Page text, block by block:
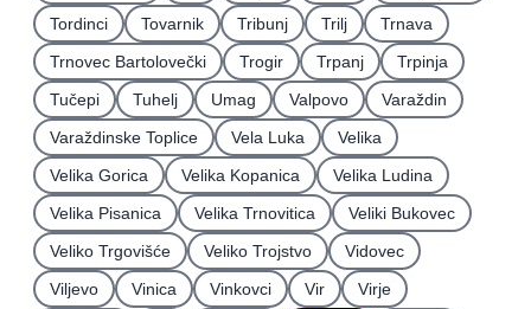
Tordinci
Tovarnik Tribunj Trilj
Trnava
Trnovec Bartolovečki
Trogir Trpanj
Trpinja
Tučepi
Tuhelj Umag Valpovo
Varaždin
Varaždinske Toplice
Vela Luka
Velika
Velika Gorica
Velika Kopanica
Velika Ludina
Velika Pisanica
Velika Trnovitica
Veliki Bukovec
Veliko Trgovišće
Veliko Trojstvo
Vidovec
Viljevo
Vinica Vinkovci Vir
Virje